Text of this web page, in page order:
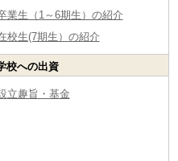
業生（1～6期生）の紹介
校生(7期生）の紹介
校への出資
立趣旨・基金